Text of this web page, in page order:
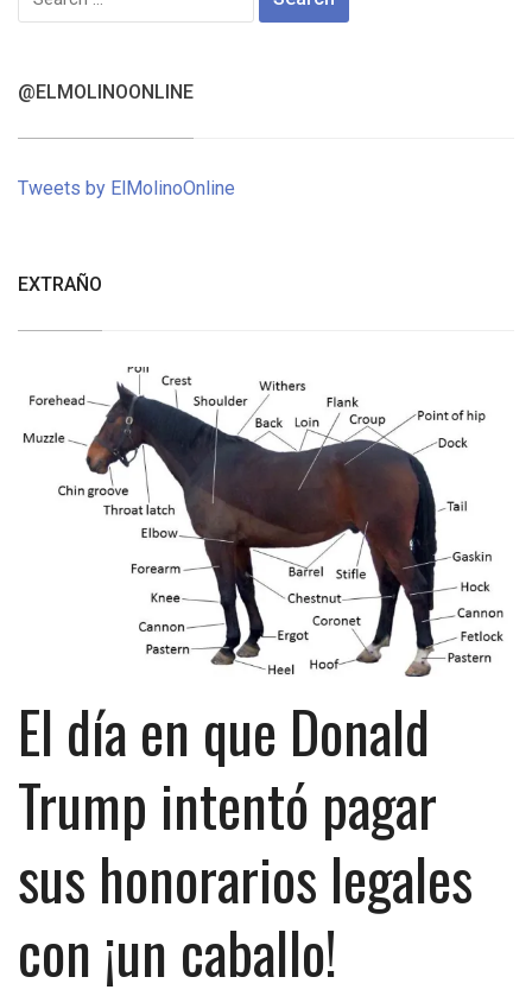
for:
@ELMOLINOONLINE
Tweets by ElMolinoOnline
EXTRAÑO
El día en que Donald
Trump intentó pagar
sus honorarios legales
con ¡un caballo!